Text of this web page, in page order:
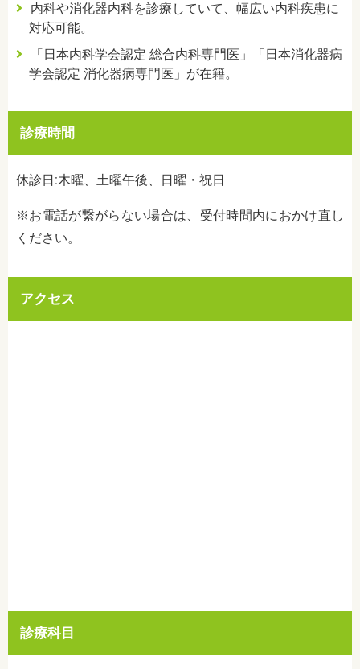
内科や消化器内科を診療していて、幅広い内科疾患に
対応可能。
「日本内科学会認定 総合内科専門医」「日本消化器病
学会認定 消化器病専門医」が在籍。
診療時間
休診日:木曜、土曜午後、日曜・祝日
※お電話が繋がらない場合は、受付時間内におかけ直し
ください。
アクセス
診療科目